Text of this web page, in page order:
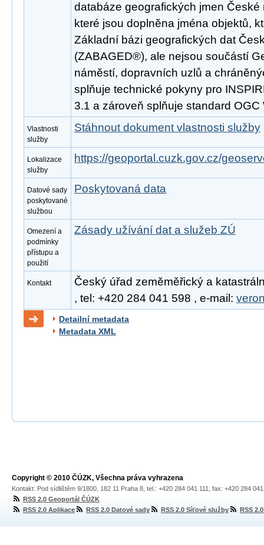
databáze geografických jmen
které jsou doplněna jména objektů,
Základní bázi geografických dat
(ZABAGED®), ale nejsou součástí
náměstí, dopravních uzlů a
splňuje technické pokyny pro
3.1 a zároveň splňuje standard OGC
Vlastnosti
služby
Stáhnout dokument vlastnosti služby
Lokalizace
služby
https://geoportal.cuzk.gov.cz/
Datové sady
poskytované
službou
Poskytovaná data
Omezení a
podmínky
přístupu a
použití
Zásady užívání dat a služeb ZÚ
Kontakt
Český úřad zeměměřický a
, tel: +420 284 041 598 , e-mail:
Detailní metadata
Metadata XML
Copyright © 2010 ČÚZK, Všechna práva vyhrazena
Kontakt: Pod sídlištěm 9/1800, 182 11 Praha 8, tel.: +420 284 041 111, fax: +420 284
RSS 2.0 Geoportál ČÚZK
RSS 2.0 Aplikace
RSS 2.0 Datové sady RSS 2.0 Síťové služby RSS